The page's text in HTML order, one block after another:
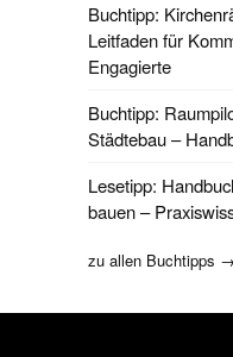
Buchtipp:
Leitfaden für
Engagierte
Buchtipp:
Städtebau –
Lesetipp:
bauen –
zu allen Buchtipps →